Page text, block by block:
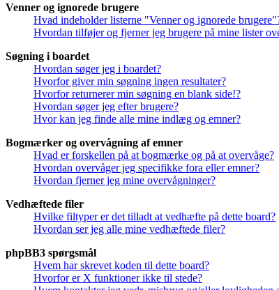
Venner og ignorede brugere
Hvad indeholder listerne "Venner og ignorede
Hvordan tilføjer og fjerner jeg brugere på mine lister
Søgning i boardet
Hvordan søger jeg i boardet?
Hvorfor giver min søgning ingen resultater?
Hvorfor returnerer min søgning en blank side!?
Hvordan søger jeg efter brugere?
Hvor kan jeg finde alle mine indlæg og emner?
Bogmærker og overvågning af emner
Hvad er forskellen på at bogmærke og på at overvåge?
Hvordan overvåger jeg specifikke fora eller emner?
Hvordan fjerner jeg mine overvågninger?
Vedhæftede filer
Hvilke filtyper er det tilladt at vedhæfte på dette board?
Hvordan ser jeg alle mine vedhæftede filer?
phpBB3 spørgsmål
Hvem har skrevet koden til dette board?
Hvorfor er X funktioner ikke til stede?